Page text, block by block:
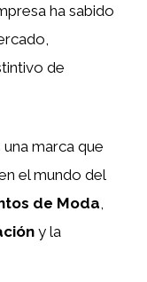
ha sabido
de
marca que
el mundo del
de Moda,
y la